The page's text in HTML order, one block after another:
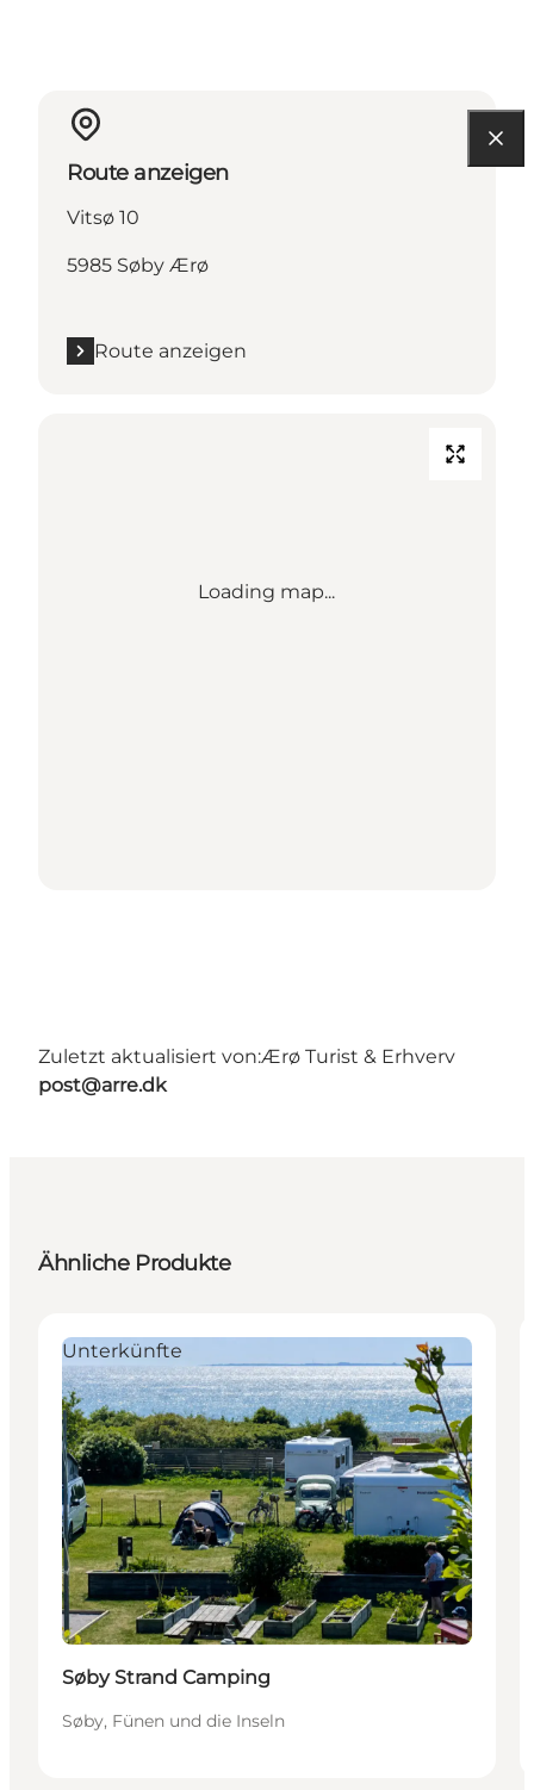
Route anzeigen
Vitsø 10
5985 Søby Ærø
Route anzeigen
Loading map...
Zuletzt aktualisiert von:Ærø Turist & Erhverv
post@arre.dk
Ähnliche Produkte
Unterkünfte
Søby Strand Camping
Søby, Fünen und die Inseln